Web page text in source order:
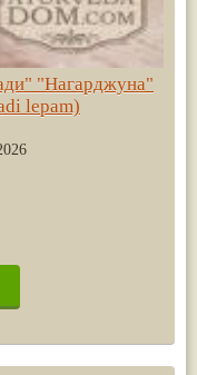
"Нагарджуна"
lepam)